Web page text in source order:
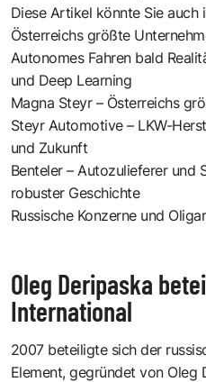
Diese Artikel könnte Sie auch
Österreichs größte
Autonomes Fahren bald
und Deep Learning
Magna Steyr – Österreichs
Steyr Automotive – LKW-
und Zukunft
Benteler – Autozulieferer und
robuster Geschichte
Russische Konzerne und
Oleg Deripaska
International
2007 beteiligte sich der
Element, gegründet von Oleg